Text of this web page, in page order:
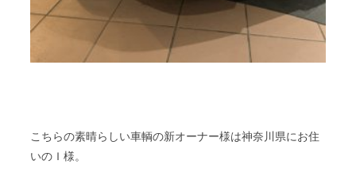
こちらの素晴らしい車輌の新オーナー様は神奈川県にお住
いのＩ様。